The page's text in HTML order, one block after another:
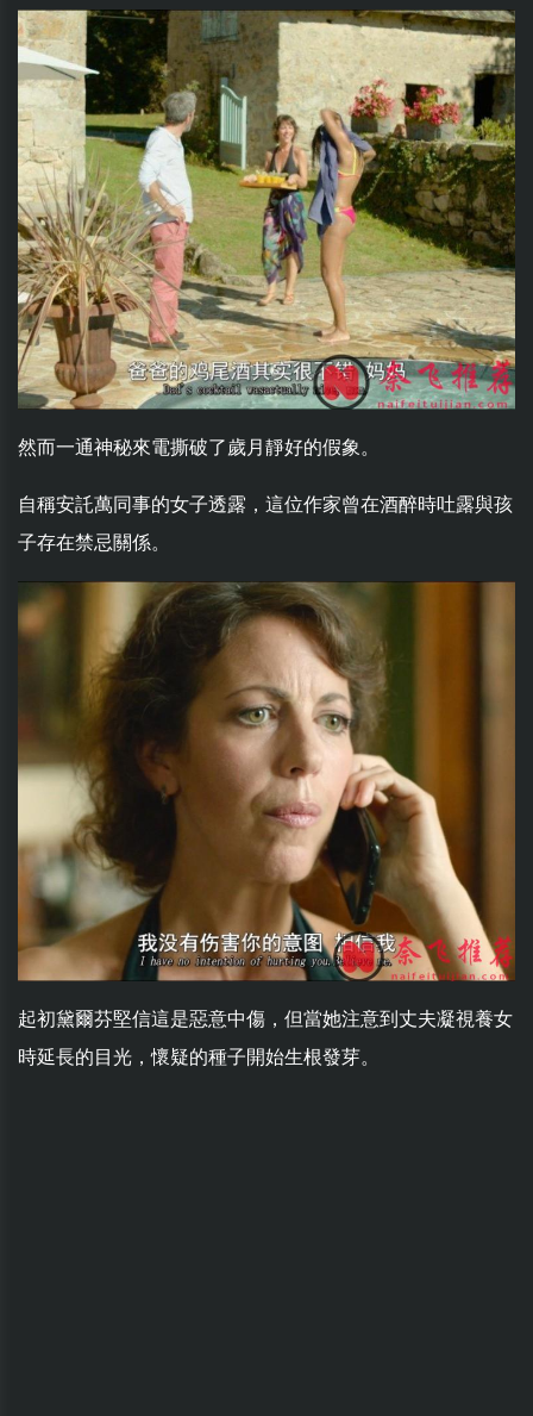
然而一通神秘來電撕破了歲月靜好的假象。
自稱安託萬同事的女子透露，這位作家曾在酒醉時吐露與孩
子存在禁忌關係。
起初黛爾芬堅信這是惡意中傷，但當她注意到丈夫凝視養女
時延長的目光，懷疑的種子開始生根發芽。